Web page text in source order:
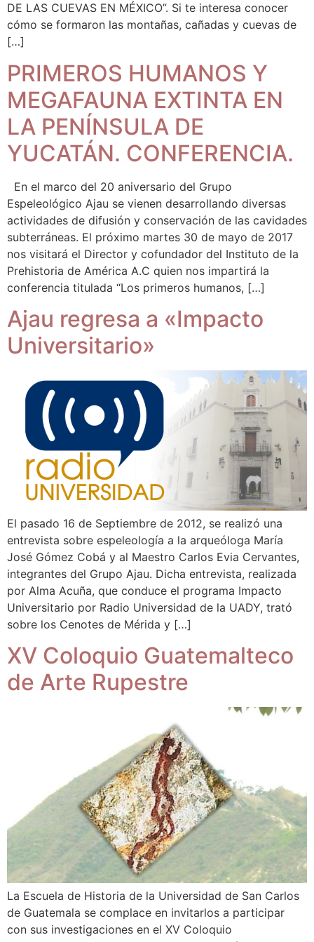
DE LAS CUEVAS EN MÉXICO”. Si te interesa conocer
cómo se formaron las montañas, cañadas y cuevas de
[…]
PRIMEROS HUMANOS Y
MEGAFAUNA EXTINTA EN
LA PENÍNSULA DE
YUCATÁN. CONFERENCIA.
En el marco del 20 aniversario del Grupo
Espeleológico Ajau se vienen desarrollando diversas
actividades de difusión y conservación de las cavidades
subterráneas. El próximo martes 30 de mayo de 2017
nos visitará el Director y cofundador del Instituto de la
Prehistoria de América A.C quien nos impartirá la
conferencia titulada “Los primeros humanos, […]
Ajau regresa a «Impacto
Universitario»
El pasado 16 de Septiembre de 2012, se realizó una
entrevista sobre espeleología a la arqueóloga María
José Gómez Cobá y al Maestro Carlos Evia Cervantes,
integrantes del Grupo Ajau. Dicha entrevista, realizada
por Alma Acuña, que conduce el programa Impacto
Universitario por Radio Universidad de la UADY, trató
sobre los Cenotes de Mérida y […]
XV Coloquio Guatemalteco
de Arte Rupestre
La Escuela de Historia de la Universidad de San Carlos
de Guatemala se complace en invitarlos a participar
con sus investigaciones en el XV Coloquio